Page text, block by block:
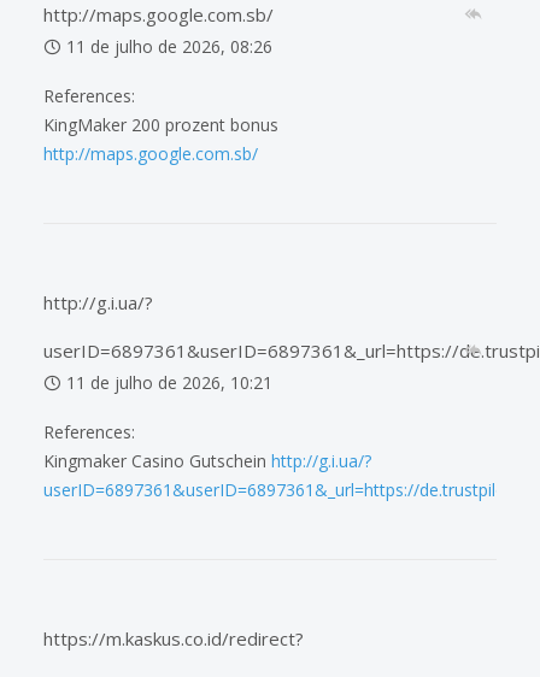
http://maps.google.com.sb/
11 de julho de 2026, 08:26
References:
KingMaker 200 prozent bonus
http://maps.google.com.sb/
http://g.i.ua/?
userID=6897361&userID=6897361&_url=https://
11 de julho de 2026, 10:21
References:
Kingmaker Casino Gutschein http://g.i.ua/?
userID=6897361&userID=6897361&_url=https://
https://m.kaskus.co.id/redirect?